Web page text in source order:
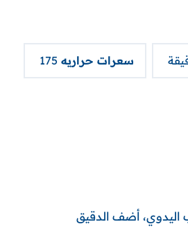
سعرات حراريه 175
اليدوي، أضف الدقيق